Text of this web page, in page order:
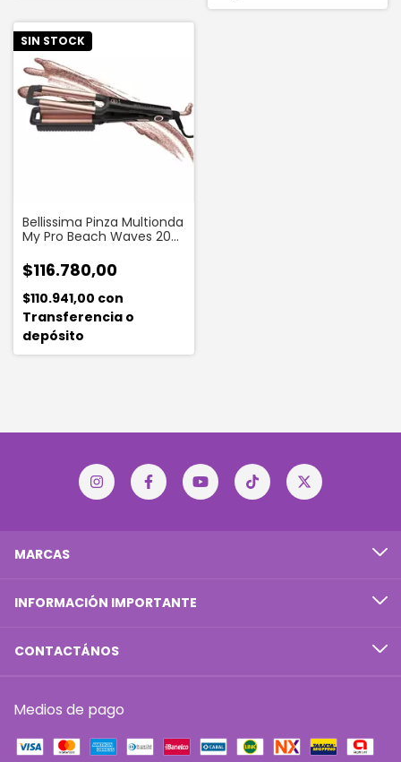
SIN STOCK
Bellissima Pinza Multionda
My Pro Beach Waves 20
$116.780,00
$110.941,00 con
Transferencia o
depósito
MARCAS
INFORMACIÓN IMPORTANTE
CONTACTÁNOS
Medios de pago